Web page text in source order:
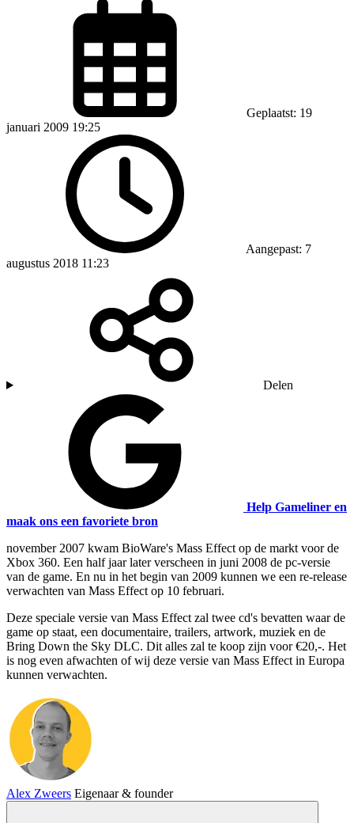
Geplaatst: 19
januari 2009 19:25
Aangepast: 7
augustus 2018 11:23
Delen
Help Gameliner en
maak ons een favoriete bron
november 2007 kwam BioWare's Mass Effect op de markt voor de
Xbox 360. Een half jaar later verscheen in juni 2008 de pc-versie
van de game. En nu in het begin van 2009 kunnen we een re-release
verwachten van Mass Effect op 10 februari.
Deze speciale versie van Mass Effect zal twee cd's bevatten waar de
game op staat, een documentaire, trailers, artwork, muziek en de
Bring Down the Sky DLC. Dit alles zal te koop zijn voor €20,-. Het
is nog even afwachten of wij deze versie van Mass Effect in Europa
kunnen verwachten.
Alex Zweers Eigenaar & founder